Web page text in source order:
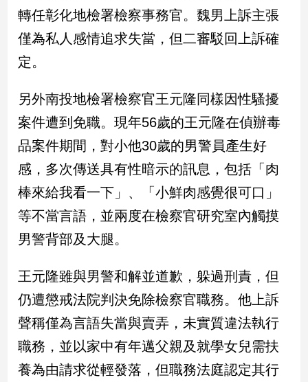
際
會/
地
方
新
冠
病
專
區
南
台
觀
南
台
灣
觀
點
轉任彰化地檢署檢察事務官。魏男上訴主張
僅為私人感情追求失當，但二審駁回上訴確
定。
另外南投地檢署檢察官王元隆同樣因性騷擾
案件遭到免職。現年56歲的王元隆在偵辦毒
品案件期間，對小他30歲的男警員產生好
感，多次傳送具有性暗示的訊息，包括「肉
棒來給我看一下」、「小鮮肉感覺很可口」
等不當言語，並兩度在檢察官研究室內觸摸
男警背部及大腿。
王元隆雖與男警和解並道歉，躲過刑責，但
仍遭懲戒法院判決免除檢察官職務。他上訴
聲稱僅為言語失當與賣弄，未實質違法執行
職務，並以家中有年邁父親及就學女兒需扶
養為由請求從輕發落，但職務法庭認定其行